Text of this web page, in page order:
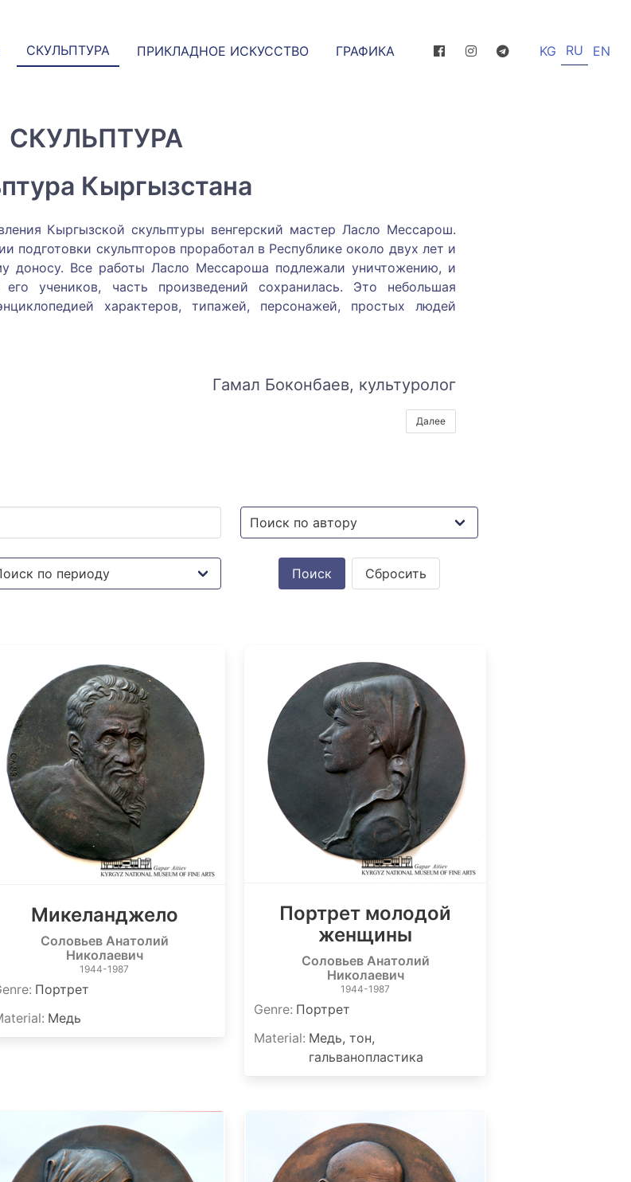
СКУЛЬПТУРА ПРИКЛАДНОЕ ИСКУССТВО ГРАФИКА KG RU EN
СКУЛЬПТУРА
Кыргызстана
Кыргызской скульптуры венгерский мастер Ласло Мессарош.
подготовки скульпторов проработал в Республике около двух лет и
доносу. Все работы Ласло Мессароша подлежали уничтожению, и
учеников, часть произведений сохранилась. Это небольшая
характеров, типажей, персонажей, простых людей
Гамал Боконбаев, культуролог
Далее
Сбросить
Микеланджело
Соловьев Анатолий
Николаевич
1944-1987
: Портрет
: Медь
Портрет молодой
женщины
Соловьев Анатолий
Николаевич
1944-1987
Genre: Портрет
Material: Медь, тон,
гальванопластика